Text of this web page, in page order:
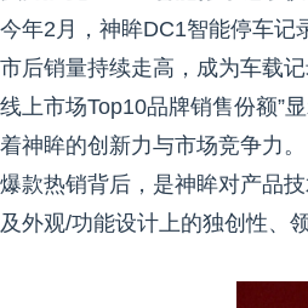
今年2月，神眸DC1智能停车记
市后销量持续走高，成为车载
线上市场Top10品牌销售份额”
着神眸的创新力与市场竞争力。
爆款热销背后，是神眸对产品
及外观/功能设计上的独创性、